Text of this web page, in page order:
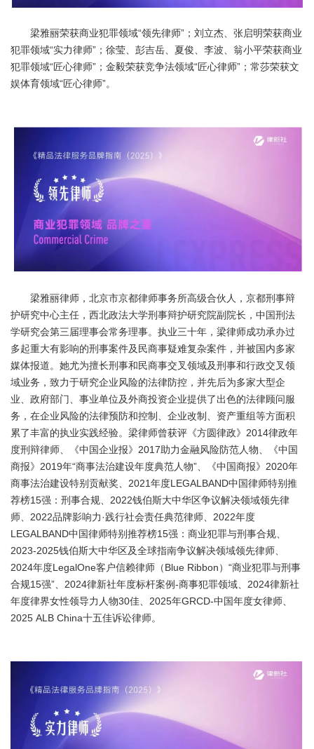
梁雅丽荣获商业犯罪领域“领先律师”；刘立杰、张启明荣获商业
犯罪领域“实力律师”；徐莹、彭吉岳、夏俊、李波、翁小平荣获商业
犯罪领域“匠心律师”；金毅荣获竞争法领域“匠心律师”；常莎荣获文
娱体育领域“匠心律师”。
梁雅丽律师，北京市京都律师事务所高级合伙人，京都刑事辩
护研究中心主任，西北政法大学刑事辩护研究院副院长，中国刑法
学研究会第三届理事会常务理事。执业三十年，梁律师成功承办过
多起重大有影响的刑事案件及民商事疑难复杂案件，并被国内多家
媒体报道。她尤为擅长刑事和民商事交叉领域及刑事和行政交叉领
域业务，致力于研究企业风险的法律防控，并先后为多家大型企
业、政府部门、事业单位及外商投资企业提供了出色的法律顾问服
务，在企业风险的法律预防和控制、企业改制、资产重组等方面积
累了丰富的执业实践经验。梁律师曾获评《方圆律政》2014律政年
度刑辩律师、《中国企业报》2017助力金融风险防范人物、《中国
商报》2019年“商事法治建设年度典范人物”、《中国商报》2020年
商事法治建设特别贡献奖、2021年度LEGALBAND中国律师特别推
荐榜15强：刑事合规、2022钱伯斯大中华区争议解决领域领先律
师、2022品牌影响力·践行社会责任典范律师、2022年度
LEGALBAND中国律师特别推荐榜15强：商业犯罪与刑事合规、
2023-2025钱伯斯大中华区及全球指南争议解决领域领先律师、
2024年度LegalOne客户信赖律师（Blue Ribbon）“商业犯罪与刑事
合规15强”、2024律新社年度标杆案例-商事犯罪领域、2024律新社
年度律界女性领导力人物30佳、2025年GRCD-中国年度女律师、
2025 ALB China十五佳诉讼律师。